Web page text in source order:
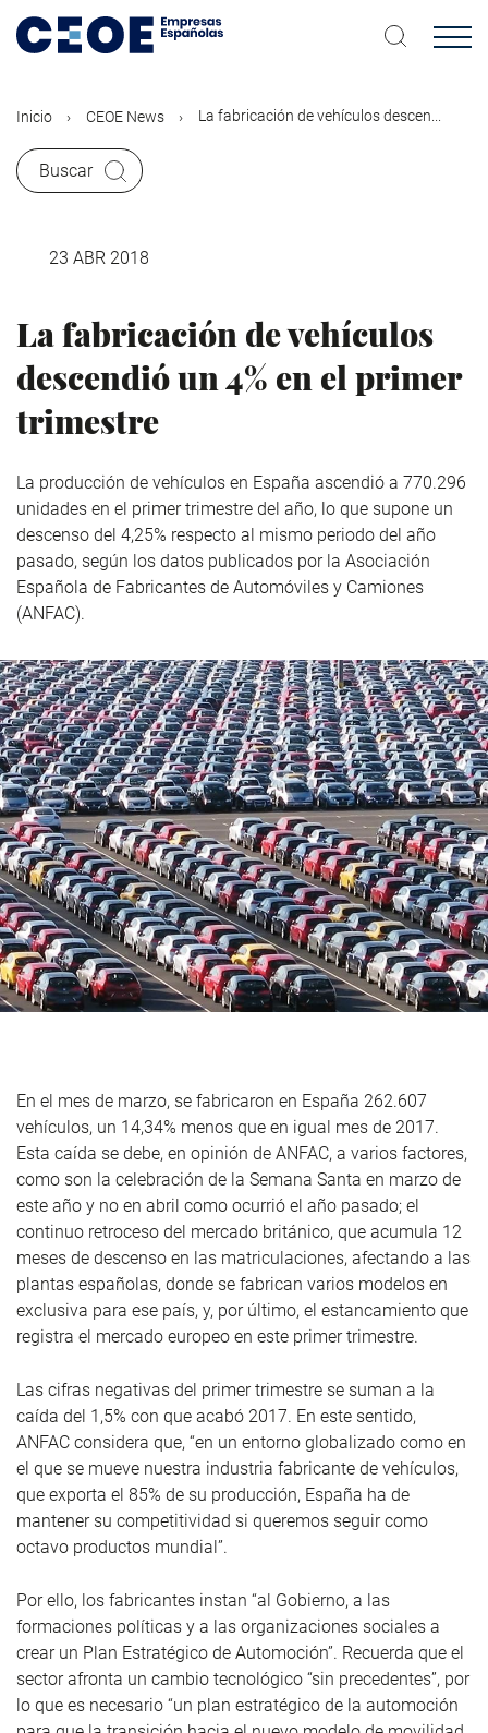
contenido
Inicio CEOE News La fabricación de vehículos descen...
Buscar
23 ABR 2018
La fabricación de vehículos
descendió un 4% en el primer
trimestre
La producción de vehículos en España ascendió a 770.296
unidades en el primer trimestre del año, lo que supone un
descenso del 4,25% respecto al mismo periodo del año
pasado, según los datos publicados por la Asociación
Española de Fabricantes de Automóviles y Camiones
(ANFAC).
En el mes de marzo, se fabricaron en España 262.607
vehículos, un 14,34% menos que en igual mes de 2017.
Esta caída se debe, en opinión de ANFAC, a varios factores,
como son la celebración de la Semana Santa en marzo de
este año y no en abril como ocurrió el año pasado; el
continuo retroceso del mercado británico, que acumula 12
meses de descenso en las matriculaciones, afectando a las
plantas españolas, donde se fabrican varios modelos en
exclusiva para ese país, y, por último, el estancamiento que
registra el mercado europeo en este primer trimestre.
Las cifras negativas del primer trimestre se suman a la
caída del 1,5% con que acabó 2017. En este sentido,
ANFAC considera que, “en un entorno globalizado como en
el que se mueve nuestra industria fabricante de vehículos,
que exporta el 85% de su producción, España ha de
mantener su competitividad si queremos seguir como
octavo productos mundial”.
Por ello, los fabricantes instan “al Gobierno, a las
formaciones políticas y a las organizaciones sociales a
crear un Plan Estratégico de Automoción”. Recuerda que el
sector afronta un cambio tecnológico “sin precedentes”, por
lo que es necesario “un plan estratégico de la automoción